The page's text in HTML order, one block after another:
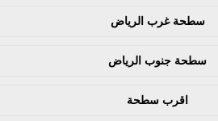
سطحة غرب الرياض
سطحة جنوب الرياض
اقرب سطحة